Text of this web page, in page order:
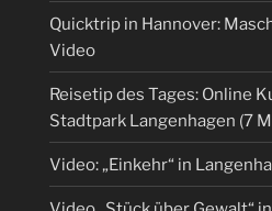
Quicktrip in Hannover:
Video
Reisetip des Tages: Online
Stadtpark Langenhagen (7
Video: „Einkehr“ in